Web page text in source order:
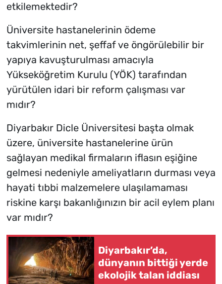
etkilemektedir?
Üniversite hastanelerinin ödeme
takvimlerinin net, şeffaf ve öngörülebilir bir
yapıya kavuşturulması amacıyla
Yükseköğretim Kurulu (YÖK) tarafından
yürütülen idari bir reform çalışması var
mıdır?
Diyarbakır Dicle Üniversitesi başta olmak
üzere, üniversite hastanelerine ürün
sağlayan medikal firmaların iflasın eşiğine
gelmesi nedeniyle ameliyatların durması veya
hayati tıbbi malzemelere ulaşılamaması
riskine karşı bakanlığınızın bir acil eylem planı
var mıdır?
Diyarbakır’da,
dünyanın bittiği yerde
ekolojik talan iddiası